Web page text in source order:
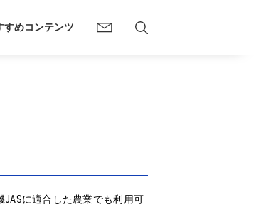
すめコンテンツ
に適合した農業でも利用可